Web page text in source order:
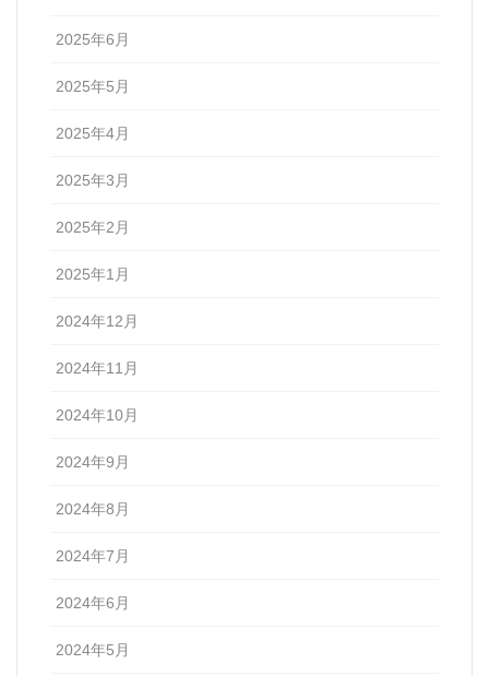
2025年6月
2025年5月
2025年4月
2025年3月
2025年2月
2025年1月
2024年12月
2024年11月
2024年10月
2024年9月
2024年8月
2024年7月
2024年6月
2024年5月